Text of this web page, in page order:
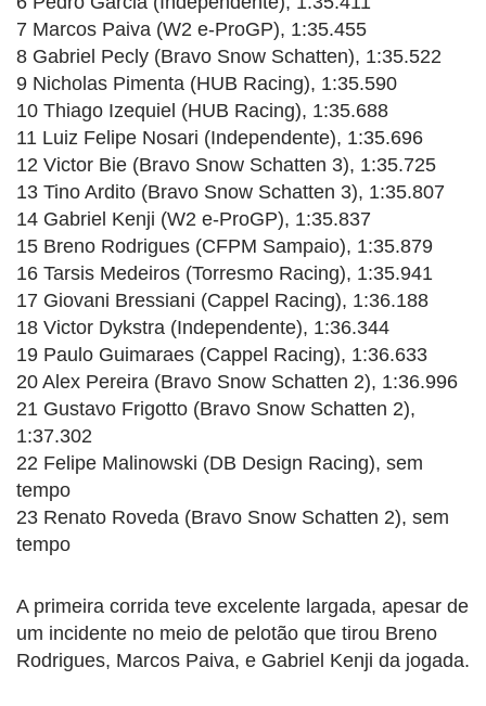
7 Marcos Paiva (W2 e-ProGP), 1:35.455
8 Gabriel Pecly (Bravo Snow Schatten), 1:35.522
9 Nicholas Pimenta (HUB Racing), 1:35.590
10 Thiago Izequiel (HUB Racing), 1:35.688
11 Luiz Felipe Nosari (Independente), 1:35.696
12 Victor Bie (Bravo Snow Schatten 3), 1:35.725
13 Tino Ardito (Bravo Snow Schatten 3), 1:35.807
14 Gabriel Kenji (W2 e-ProGP), 1:35.837
15 Breno Rodrigues (CFPM Sampaio), 1:35.879
16 Tarsis Medeiros (Torresmo Racing), 1:35.941
17 Giovani Bressiani (Cappel Racing), 1:36.188
18 Victor Dykstra (Independente), 1:36.344
19 Paulo Guimaraes (Cappel Racing), 1:36.633
20 Alex Pereira (Bravo Snow Schatten 2), 1:36.996
21 Gustavo Frigotto (Bravo Snow Schatten 2),
1:37.302
22 Felipe Malinowski (DB Design Racing), sem
tempo
23 Renato Roveda (Bravo Snow Schatten 2), sem
tempo
A primeira corrida teve excelente largada, apesar de
um incidente no meio de pelotão que tirou Breno
Rodrigues, Marcos Paiva, e Gabriel Kenji da jogada.